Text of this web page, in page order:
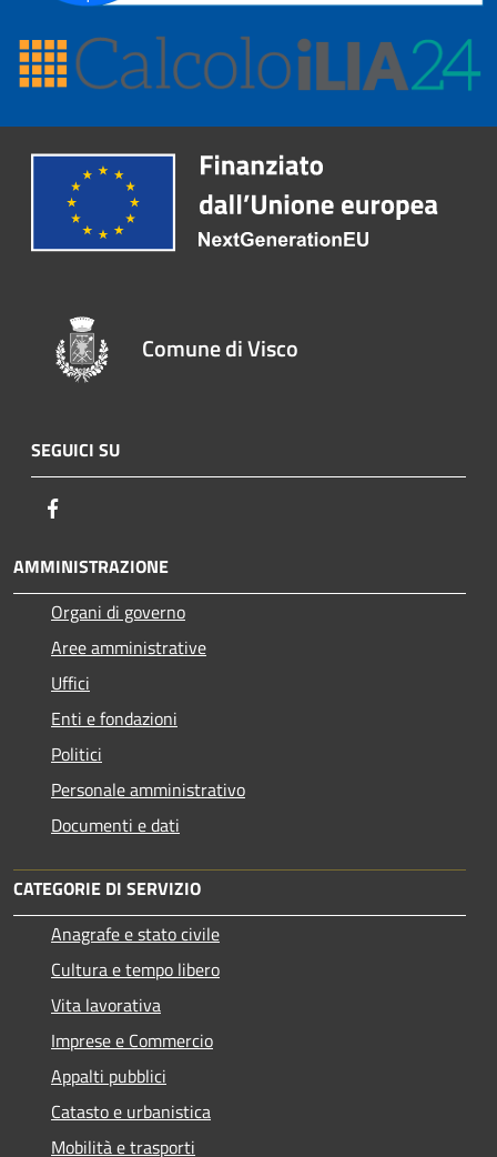
Comune di Visco
SEGUICI SU
AMMINISTRAZIONE
Organi di governo
Aree amministrative
Uffici
Enti e fondazioni
Politici
Personale amministrativo
Documenti e dati
CATEGORIE DI SERVIZIO
Anagrafe e stato civile
Cultura e tempo libero
Vita lavorativa
Imprese e Commercio
Appalti pubblici
Catasto e urbanistica
Mobilità e trasporti